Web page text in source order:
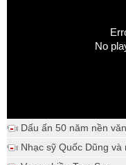
No
Dấu ấn 50 năm nền
Nhạc sỹ Quốc Dũng và